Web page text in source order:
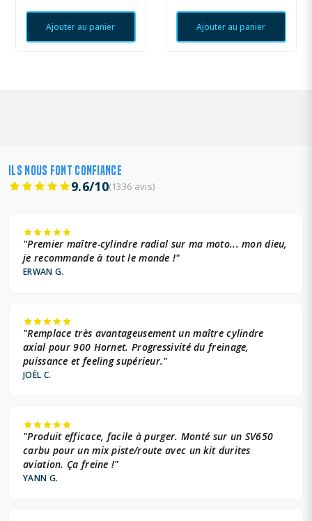
Ajouter au panier Ajouter au panier
ILS NOUS FONT CONFIANCE
9.6/10(1336 avis)
"Premier maître-cylindre radial sur ma moto... mon dieu,
je recommande à tout le monde !"
ERWAN G.
"Remplace très avantageusement un maître cylindre
axial pour 900 Hornet. Progressivité du freinage,
puissance et feeling supérieur."
JOËL C.
"Produit efficace, facile à purger. Monté sur un SV650
carbu pour un mix piste/route avec un kit durites
aviation. Ça freine !"
YANN G.